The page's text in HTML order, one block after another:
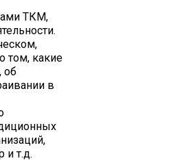
ТКМ,
том, какие
об
в
и т.д.